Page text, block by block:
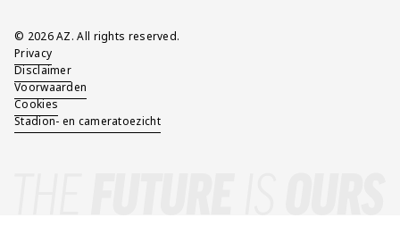
Overig
© 2026 AZ. All rights reserved.
Privacy
Disclaimer
Voorwaarden
Cookies
Stadion- en cameratoezicht